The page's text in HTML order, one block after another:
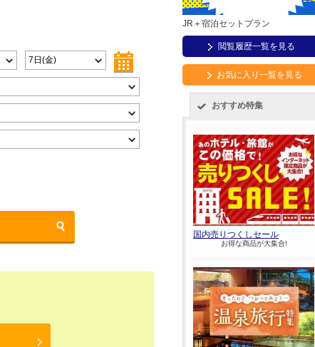
JR＋宿泊セットプラン
閲覧履歴一覧を見る
お気に入り一覧を見る
おすすめ特集
国内売りつくしセール
お得な商品が大集合!